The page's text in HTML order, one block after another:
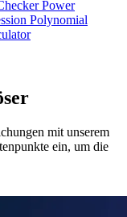
Power
Polynomial
mit unserem
ein, um die